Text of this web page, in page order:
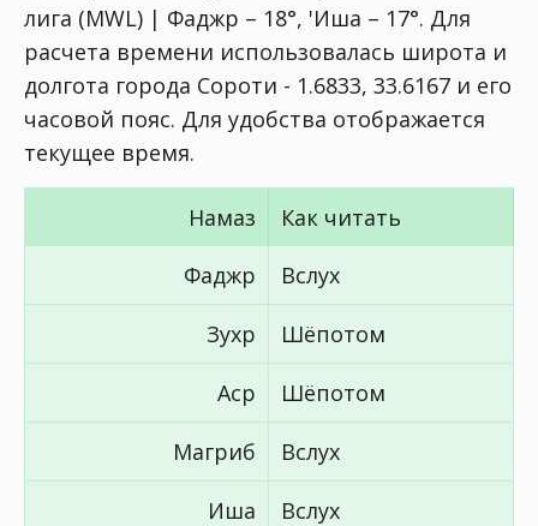
лига (MWL) | Фаджр – 18°, 'Иша – 17°. Для
расчета времени использовалась широта и
долгота города Сороти - 1.6833, 33.6167 и его
часовой пояс. Для удобства отображается
текущее время.
Намаз
Как читать
Фаджр
Вслух
Зухр Шёпотом
Аср Шёпотом
Магриб Вслух
Иша Вслух